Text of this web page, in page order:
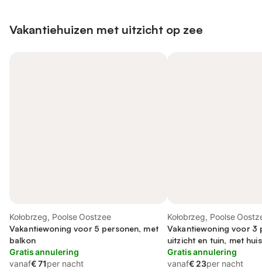
Vakantiehuizen met uitzicht op zee
Kołobrzeg, Poolse Oostzee
Vakantiewoning voor 5 personen, met
balkon
Gratis annulering
vanaf€ 71per nacht
Kołobrzeg, Poolse
Vakantiewoning voor 3
uitzicht en tuin, met
Gratis annulering
vanaf€ 23per nacht